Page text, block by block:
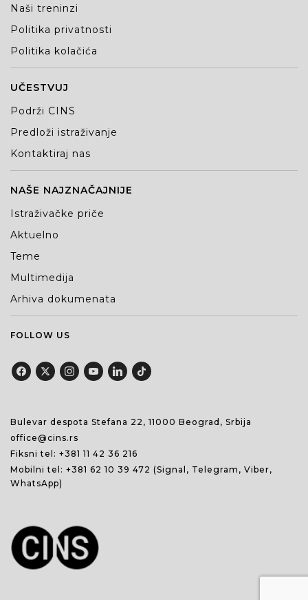
Naši treninzi
Politika privatnosti
Politika kolačića
UČESTVUJ
Podrži CINS
Predloži istraživanje
Kontaktiraj nas
NAŠE NAJZNAČAJNIJE
Istraživačke priče
Aktuelno
Teme
Multimedija
Arhiva dokumenata
FOLLOW US
Bulevar despota Stefana 22, 11000 Beograd, Srbija
office@cins.rs
Fiksni tel: +381 11 42 36 216
Mobilni tel: +381 62 10 39 472 (Signal, Telegram, Viber,
WhatsApp)